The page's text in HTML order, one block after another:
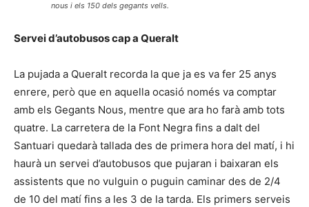
nous i els 150 dels gegants vells.
Servei d’autobusos cap a Queralt
La pujada a Queralt recorda la que ja es va fer 25 anys
enrere, però que en aquella ocasió només va comptar
amb els Gegants Nous, mentre que ara ho farà amb tots
quatre. La carretera de la Font Negra fins a dalt del
Santuari quedarà tallada des de primera hora del matí, i hi
haurà un servei d’autobusos que pujaran i baixaran els
assistents que no vulguin o puguin caminar des de 2/4
de 10 del matí fins a les 3 de la tarda. Els primers serveis